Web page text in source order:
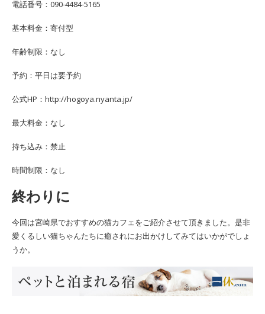
電話番号：090-4484-5165
基本料金：寄付型
年齢制限：なし
予約：平日は要予約
公式HP：http://hogoya.nyanta.jp/
最大料金：なし
持ち込み：禁止
時間制限：なし
終わりに
今回は宮崎県でおすすめの猫カフェをご紹介させて頂きました。是非
愛くるしい猫ちゃんたちに癒されにお出かけしてみてはいかがでしょ
うか。